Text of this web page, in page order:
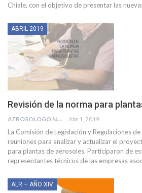
Chiale, con el objetivo de presentar las
ABRIL 2019
Revisión de la norma para
AEROSOLOGO NEWS Abr 1, 2019
La Comisión de Legislación y Regulaciones
reuniones para analizar y actualizar el
para plantas de aerosoles. Participaron de
representantes técnicos de las empresas
ALR – AÑO XIV